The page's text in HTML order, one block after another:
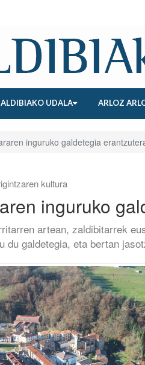
UDALA ARLOZ
inguruko galdetegia
kultura
inguruko
artean, zaldibitarrek
du galdetegia, eta bertan